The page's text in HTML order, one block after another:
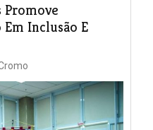
Promove
Em Inclusão E